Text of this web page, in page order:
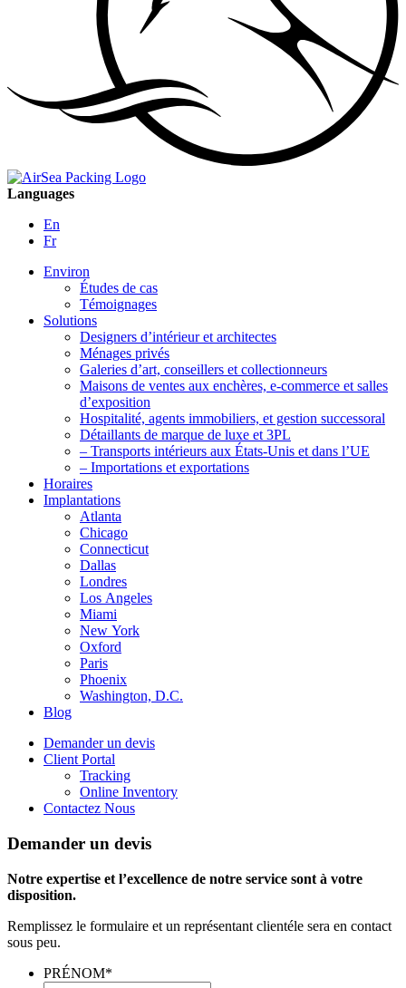
Languages
En
Fr
Environ
Études de cas
Témoignages
Solutions
Designers d’intérieur et architectes
Ménages privés
Galeries d’art, conseillers et collectionneurs
Maisons de ventes aux enchères, e-commerce et salles
d’exposition
Hospitalité, agents immobiliers, et gestion successoral
Détaillants de marque de luxe et 3PL
– Transports intérieurs aux États-Unis et dans l’UE
– Importations et exportations
Horaires
Implantations
Atlanta
Chicago
Connecticut
Dallas
Londres
Los Angeles
Miami
New York
Oxford
Paris
Phoenix
Washington, D.C.
Blog
Demander un devis
Client Portal
Tracking
Online Inventory
Contactez Nous
Demander un devis
Notre expertise et l’excellence de notre service sont à votre
disposition.
Remplissez le formulaire et un représentant clientéle sera en contact
sous peu.
PRÉNOM*